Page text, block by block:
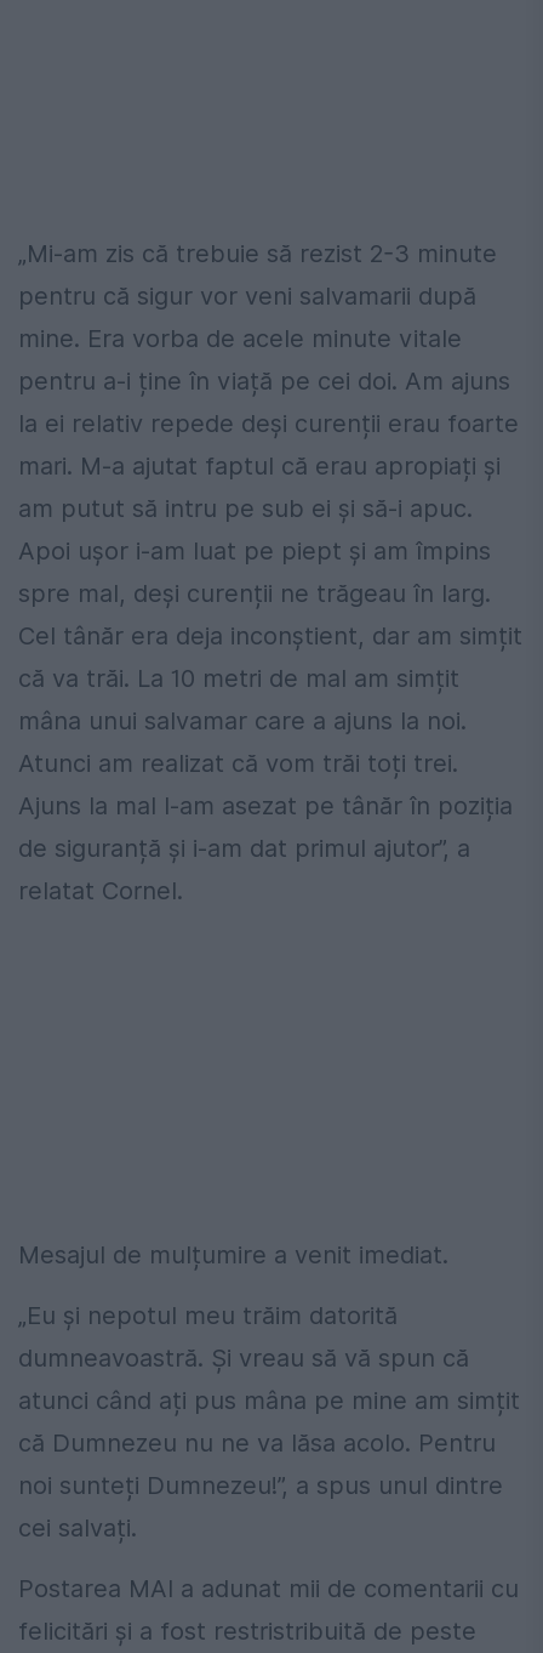
„Mi-am zis că trebuie să rezist 2-3 minute
pentru că sigur vor veni salvamarii după
mine. Era vorba de acele minute vitale
pentru a-i ține în viață pe cei doi. Am ajuns
la ei relativ repede deși curenții erau foarte
mari. M-a ajutat faptul că erau apropiați și
am putut să intru pe sub ei și să-i apuc.
Apoi ușor i-am luat pe piept și am împins
spre mal, deși curenții ne trăgeau în larg.
Cel tânăr era deja inconștient, dar am simțit
că va trăi. La 10 metri de mal am simțit
mâna unui salvamar care a ajuns la noi.
Atunci am realizat că vom trăi toți trei.
Ajuns la mal l-am asezat pe tânăr în poziția
de siguranță și i-am dat primul ajutor”, a
relatat Cornel.
Mesajul de mulțumire a venit imediat.
„Eu și nepotul meu trăim datorită
dumneavoastră. Și vreau să vă spun că
atunci când ați pus mâna pe mine am simțit
că Dumnezeu nu ne va lăsa acolo. Pentru
noi sunteți Dumnezeu!”, a spus unul dintre
cei salvați.
Postarea MAI a adunat mii de comentarii cu
felicitări și a fost restristribuită de peste